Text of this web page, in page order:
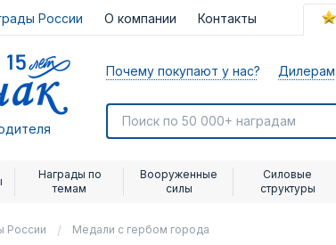
России О компании Контакты
Почему покупают у нас? Дилерам
Награды по
темам
Вооруженные
силы
Силовые
структуры
России Медали с гербом города